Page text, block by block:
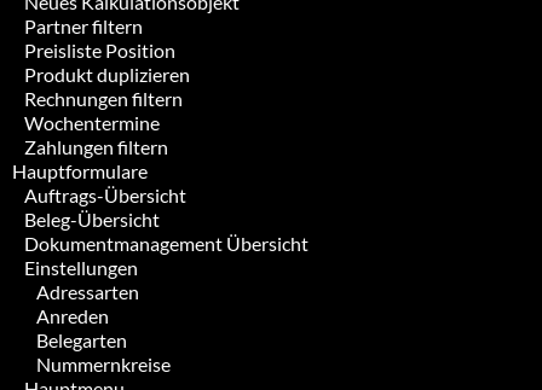
Partner filtern
Preisliste Position
Produkt duplizieren
Rechnungen filtern
Wochentermine
Zahlungen filtern
Hauptformulare
Auftrags-Übersicht
Beleg-Übersicht
Dokumentmanagement Übersicht
Einstellungen
Adressarten
Anreden
Belegarten
Nummernkreise